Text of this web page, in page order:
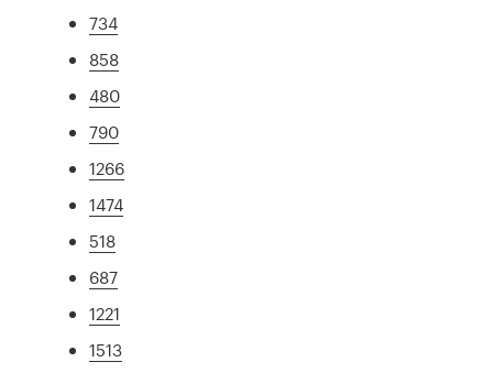
734
858
480
790
1266
1474
518
687
1221
1513